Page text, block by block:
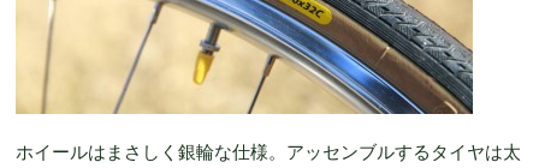
ホイールはまさしく銀輪な仕様。アッセンブルするタイヤは太